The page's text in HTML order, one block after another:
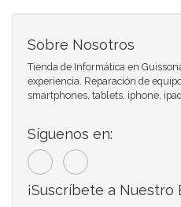
Sobre Nosotros
Tienda de Informática en
experiencia. Reparación de
smartphones, tablets, iphone, ipad
Síguenos en:
¡Suscríbete a Nuestro